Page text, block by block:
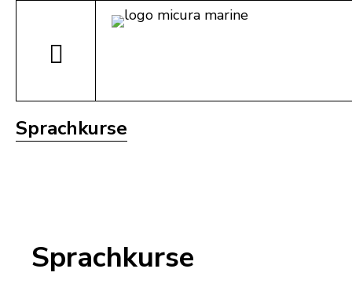
Sprachkurse
Sprachkurse